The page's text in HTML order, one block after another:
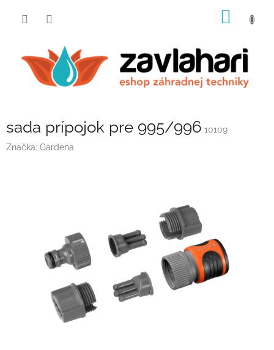
sada prípojok pre 995/996 10109
Značka: Gardena